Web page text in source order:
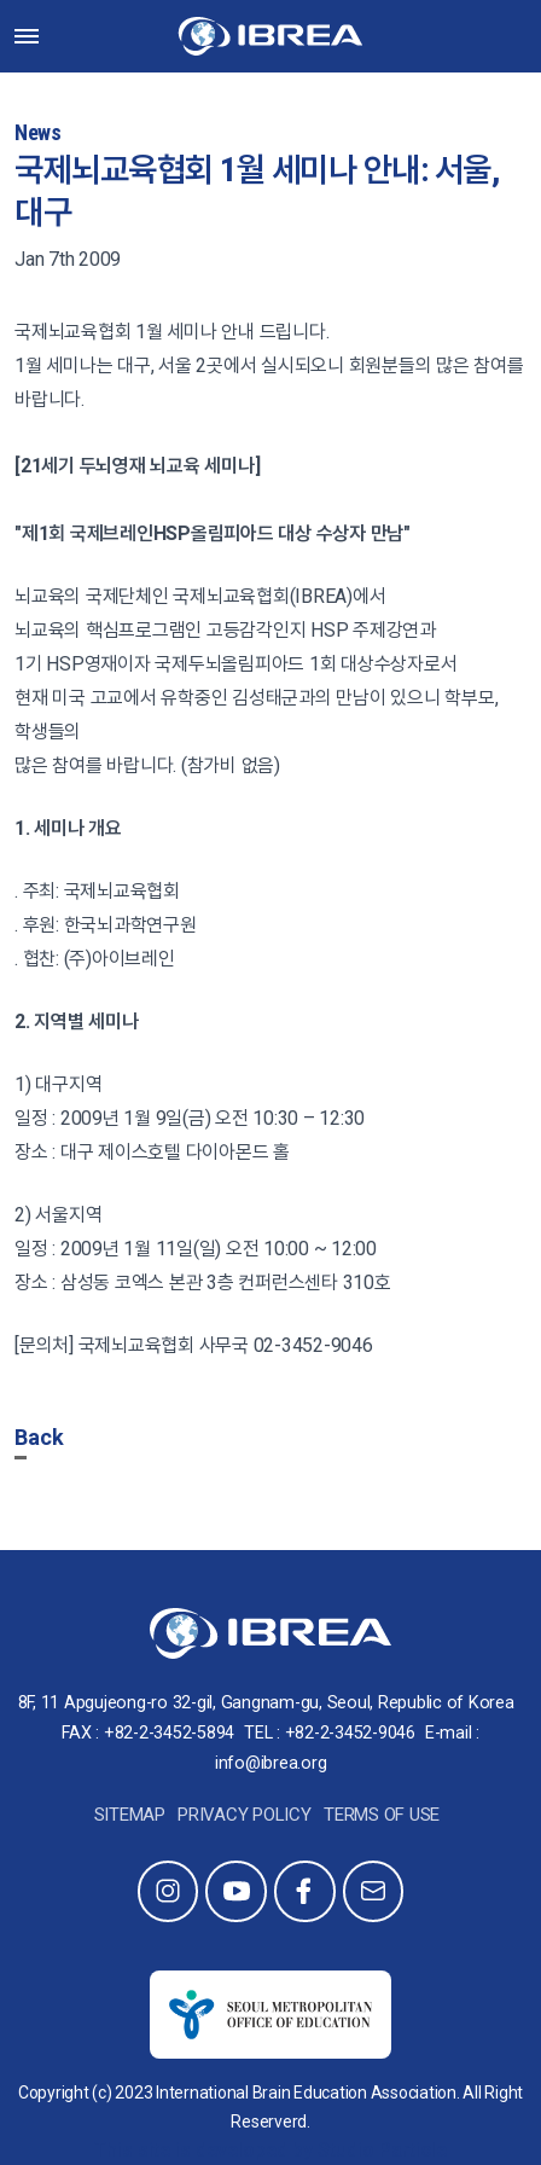
News
국제뇌교육협회 1월 세미나 안내: 서울,
대구
Jan 7th 2009
국제뇌교육협회 1월 세미나 안내 드립니다.
1월 세미나는 대구, 서울 2곳에서 실시되오니 회원분들의 많은 참여를
바랍니다.
[21세기 두뇌영재 뇌교육 세미나]
"제1회 국제브레인HSP올림피아드 대상 수상자 만남"
뇌교육의 국제단체인 국제뇌교육협회(IBREA)에서
뇌교육의 핵심프로그램인 고등감각인지 HSP 주제강연과
1기 HSP영재이자 국제두뇌올림피아드 1회 대상수상자로서
현재 미국 고교에서 유학중인 김성태군과의 만남이 있으니 학부모,
학생들의
많은 참여를 바랍니다. (참가비 없음)
1. 세미나 개요
. 주최: 국제뇌교육협회
. 후원: 한국뇌과학연구원
. 협찬: (주)아이브레인
2. 지역별 세미나
1) 대구지역
일정 : 2009년 1월 9일(금) 오전 10:30 – 12:30
장소 : 대구 제이스호텔 다이아몬드 홀
2) 서울지역
일정 : 2009년 1월 11일(일) 오전 10:00 ~ 12:00
장소 : 삼성동 코엑스 본관 3층 컨퍼런스센타 310호
[문의처] 국제뇌교육협회 사무국 02-3452-9046
Back
8F, 11 Apgujeong-ro 32-gil, Gangnam-gu, Seoul, Republic of Korea
FAX : +82-2-3452-5894 TEL : +82-2-3452-9046
E-mail :
info@ibrea.org
SITEMAP PRIVACY POLICY TERMS OF USE
Copyright (c) 2023 International Brain Education Association. All Right
Reserverd.